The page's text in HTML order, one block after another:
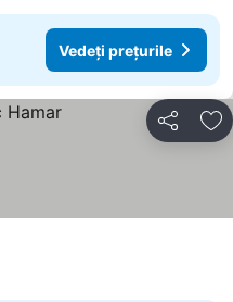
Vedeți prețurile
Distribuiți